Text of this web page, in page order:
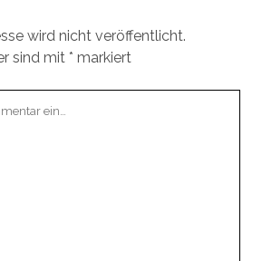
wird nicht veröffentlicht.
sind mit * markiert